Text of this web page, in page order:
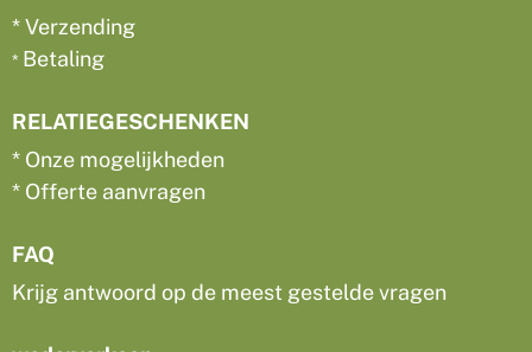
*Verzending
* Betaling
RELATIEGESCHENKEN
* Onze mogelijkheden
* Offerte aanvragen
FAQ
Krijg antwoord op de meest gestelde vragen